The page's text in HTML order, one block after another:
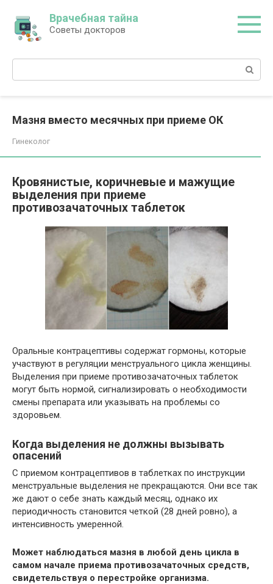
контенту
Врачебная тайна
Советы докторов
Поиск:
Мазня вместо месячных при приеме ОК
Гинеколог
Кровянистые, коричневые и мажущие
выделения при приеме
противозачаточных таблеток
Оральные контрацептивы содержат гормоны, которые
участвуют в регуляции менструального цикла женщины.
Выделения при приеме противозачаточных таблеток
могут быть нормой, сигнализировать о необходимости
смены препарата или указывать на проблемы со
здоровьем.
Когда выделения не должны вызывать
опасений
С приемом контрацептивов в таблетках по инструкции
менструальные выделения не прекращаются. Они все так
же дают о себе знать каждый месяц, однако их
периодичность становится четкой (28 дней ровно), а
интенсивность умеренной.
Может наблюдаться мазня в любой день цикла в
самом начале приема противозачаточных средств,
свидетельствуя о перестройке организма.